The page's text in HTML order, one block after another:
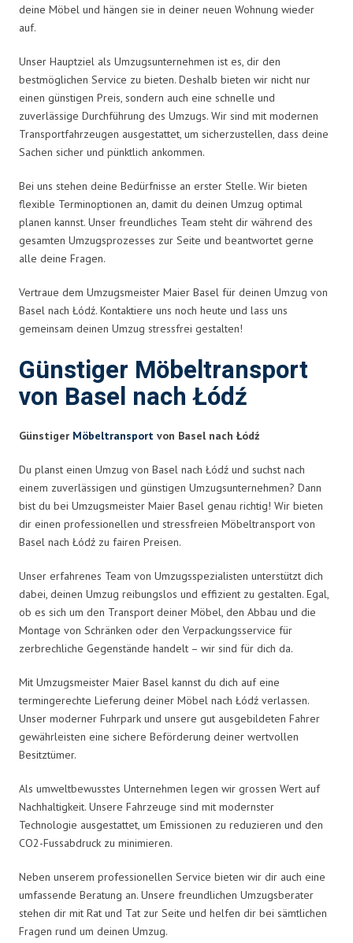
deine Möbel und hängen sie in deiner neuen Wohnung wieder
auf.
Unser Hauptziel als Umzugsunternehmen ist es, dir den
bestmöglichen Service zu bieten. Deshalb bieten wir nicht nur
einen günstigen Preis, sondern auch eine schnelle und
zuverlässige Durchführung des Umzugs. Wir sind mit modernen
Transportfahrzeugen ausgestattet, um sicherzustellen, dass deine
Sachen sicher und pünktlich ankommen.
Bei uns stehen deine Bedürfnisse an erster Stelle. Wir bieten
flexible Terminoptionen an, damit du deinen Umzug optimal
planen kannst. Unser freundliches Team steht dir während des
gesamten Umzugsprozesses zur Seite und beantwortet gerne
alle deine Fragen.
Vertraue dem Umzugsmeister Maier Basel für deinen Umzug von
Basel nach Łódź. Kontaktiere uns noch heute und lass uns
gemeinsam deinen Umzug stressfrei gestalten!
Günstiger Möbeltransport
von Basel nach Łódź
Günstiger Möbeltransport von Basel nach Łódź
Du planst einen Umzug von Basel nach Łódź und suchst nach
einem zuverlässigen und günstigen Umzugsunternehmen? Dann
bist du bei Umzugsmeister Maier Basel genau richtig! Wir bieten
dir einen professionellen und stressfreien Möbeltransport von
Basel nach Łódź zu fairen Preisen.
Unser erfahrenes Team von Umzugsspezialisten unterstützt dich
dabei, deinen Umzug reibungslos und effizient zu gestalten. Egal,
ob es sich um den Transport deiner Möbel, den Abbau und die
Montage von Schränken oder den Verpackungsservice für
zerbrechliche Gegenstände handelt – wir sind für dich da.
Mit Umzugsmeister Maier Basel kannst du dich auf eine
termingerechte Lieferung deiner Möbel nach Łódź verlassen.
Unser moderner Fuhrpark und unsere gut ausgebildeten Fahrer
gewährleisten eine sichere Beförderung deiner wertvollen
Besitztümer.
Als umweltbewusstes Unternehmen legen wir grossen Wert auf
Nachhaltigkeit. Unsere Fahrzeuge sind mit modernster
Technologie ausgestattet, um Emissionen zu reduzieren und den
CO2-Fussabdruck zu minimieren.
Neben unserem professionellen Service bieten wir dir auch eine
umfassende Beratung an. Unsere freundlichen Umzugsberater
stehen dir mit Rat und Tat zur Seite und helfen dir bei sämtlichen
Fragen rund um deinen Umzug.